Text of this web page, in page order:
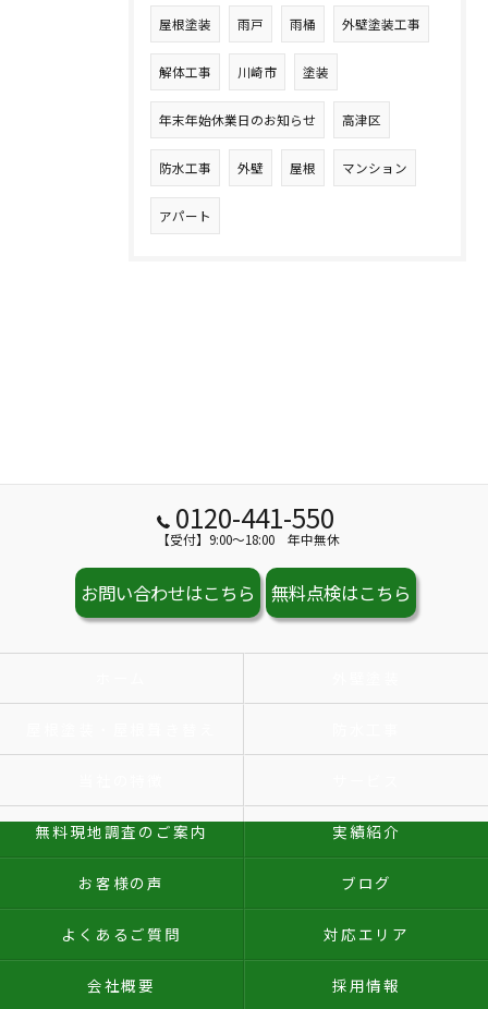
屋根塗装 雨戸 雨桶 外壁塗装工事
解体工事 川崎市 塗装
年末年始休業日のお知らせ 高津区
防水工事 外壁 屋根 マンション
アパート
0120-441-550
【受付】9:00～18:00 年中無休
お問い合わせはこちら 無料点検はこちら
無料現地調査のご案内 実績紹介
お客様の声 ブログ
よくあるご質問 対応エリア
会社概要 採用情報